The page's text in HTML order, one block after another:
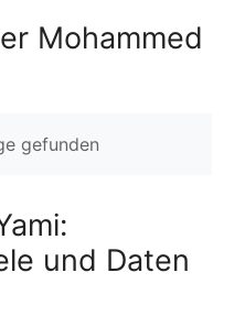
Mohammed
gefunden
und Daten